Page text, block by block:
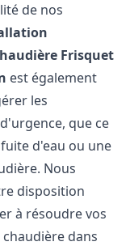
de nos
Frisquet
est également
les
que ce
d'eau ou une
Nous
disposition
à résoudre vos
dans